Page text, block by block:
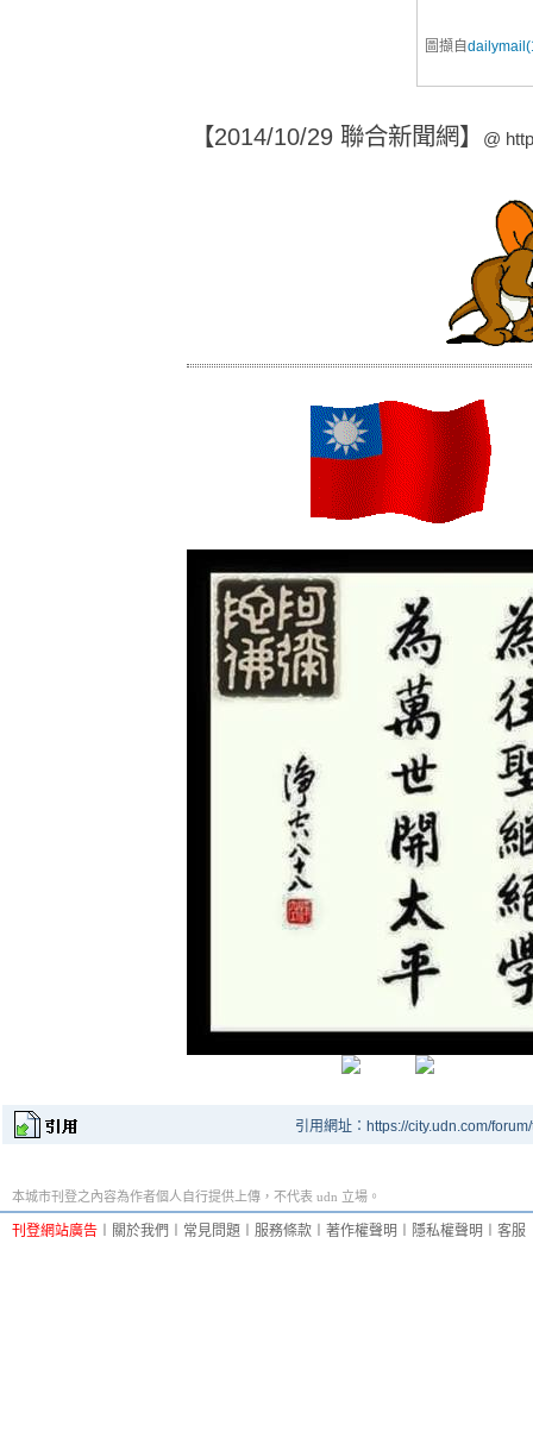
圖擷自
【2014/10/29 聯合新聞網】 @
引用網址：https://city.udn.com/
本城市刊登之內容為作者個人自行提供上傳，不代表 udn 立場。
刊登網站廣告 關於我們 常見問題 服務條款 著作權聲明 隱私權聲明 客服